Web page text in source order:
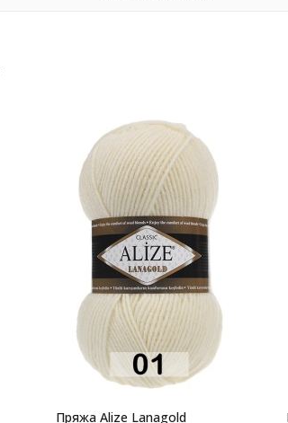
Пряжа Alize Lanagold